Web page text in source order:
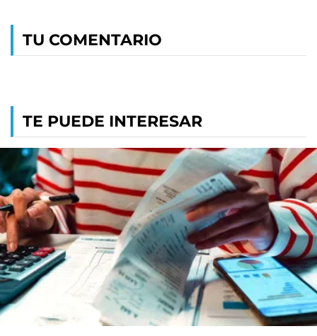
TU COMENTARIO
TE PUEDE INTERESAR